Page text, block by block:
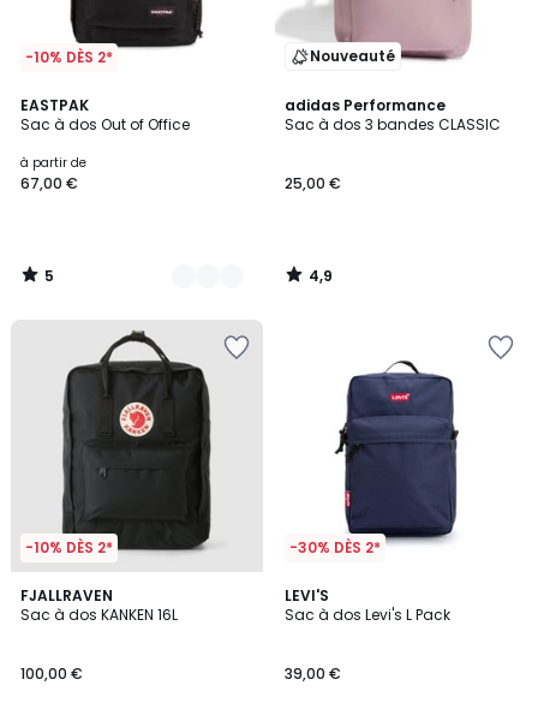
-10% DÈS 2*
EASTPAK
Sac à dos Out of Office
à partir de
67,00 €
5
/
3
Couleurs
5
/
Nouveauté
adidas Performance
Sac à dos 3 bandes CLASSIC
25,00 €
4,9
/ 5
4,9
/
-10% DÈS 2*
FJALLRAVEN
Sac à dos KANKEN 16L
100,00 €
4,2
/ 5
3
Couleurs
-30% DÈS 2*
LEVI'S
Sac à dos Levi's L Pack
39,00 €
4,8
/ 5